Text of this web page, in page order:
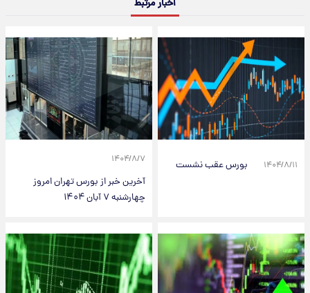
اخبار مرتبط
۱۴۰۴/۸/۱۱ بورس عقب نشست ۱۴۰۴/۸/۷
آخرین خبر از بورس تهران امروز
چهارشنبه ۷ آبان ۱۴۰۴